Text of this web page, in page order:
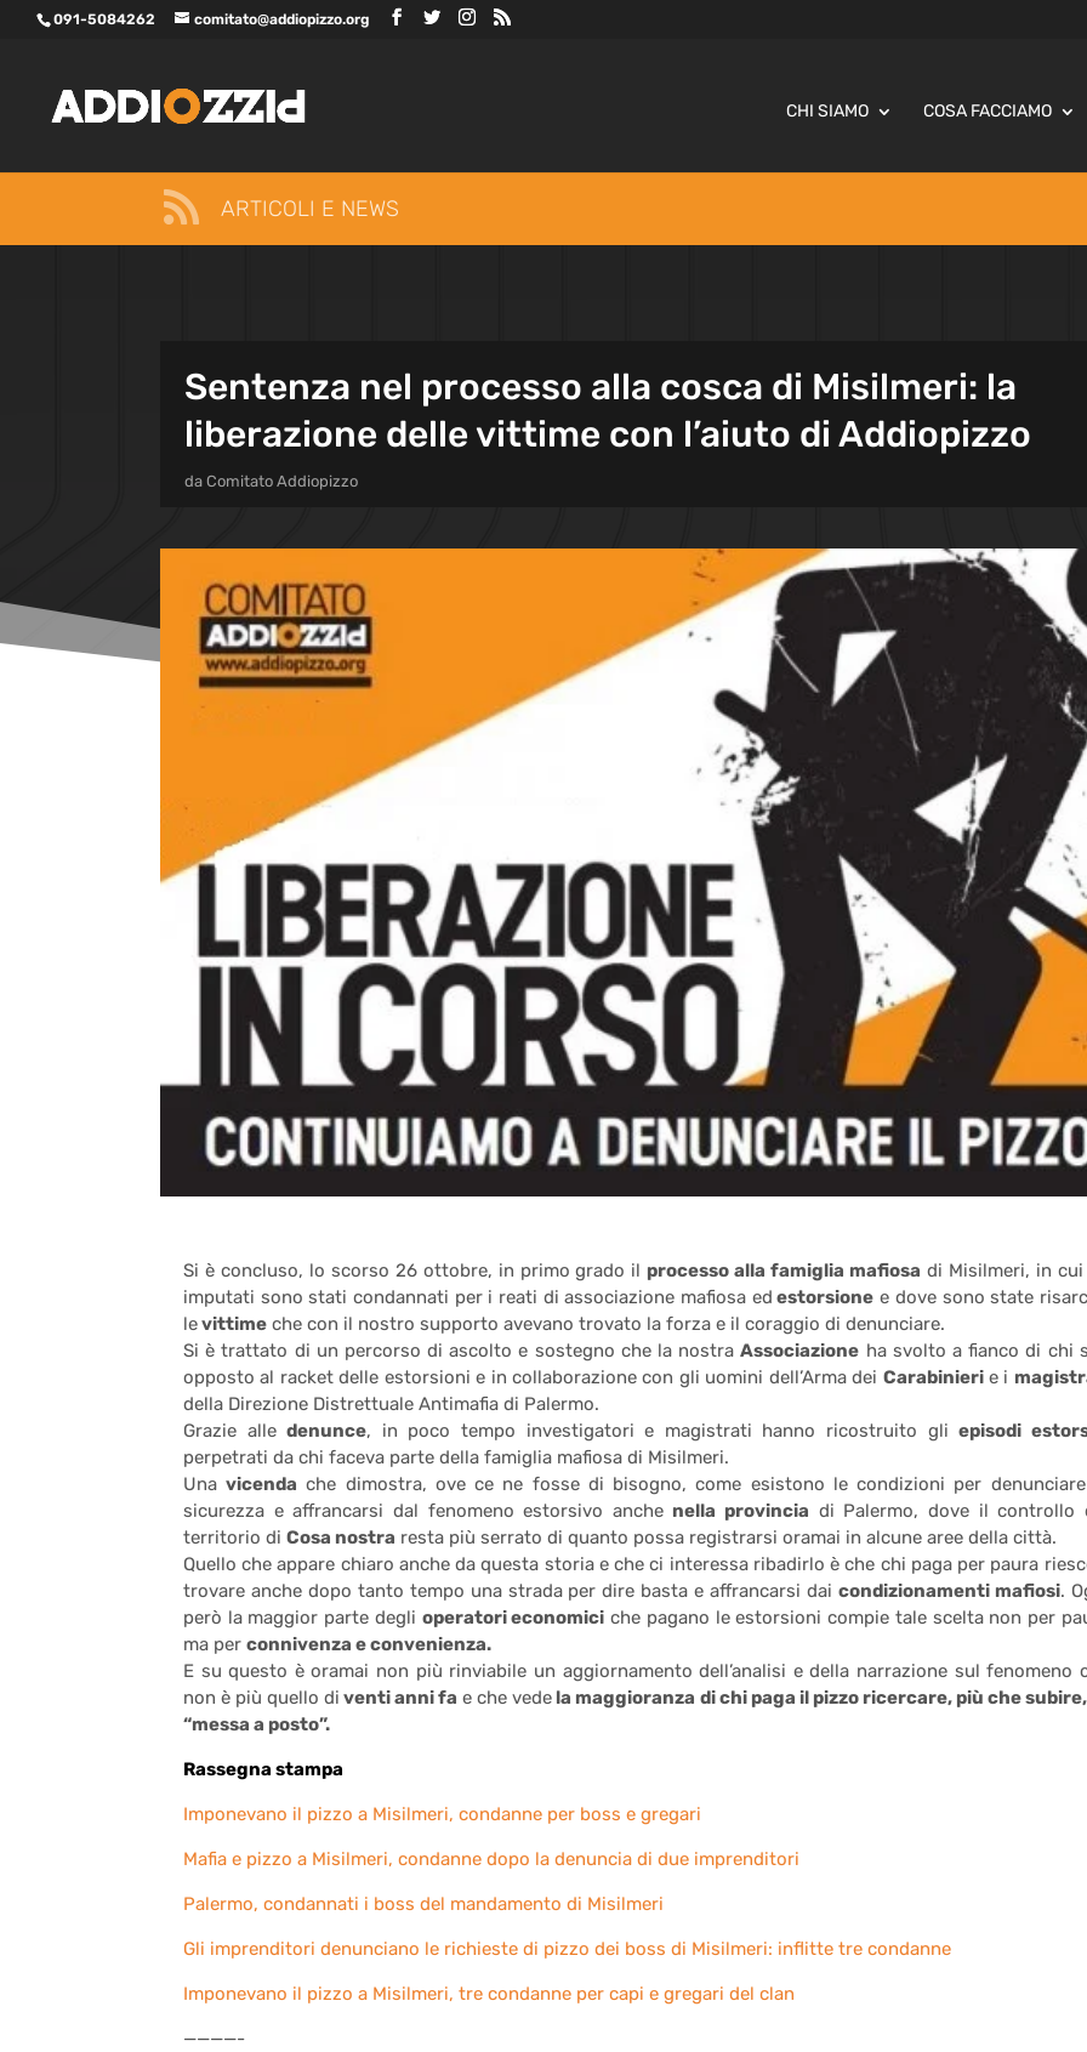
091-5084262 comitato@addiopizzo.org
CHI SIAMO COSA FACCIAMO
 ARTICOLI E NEWS
Sentenza nel processo alla cosca di Misilmeri: la
liberazione delle vittime con l’aiuto di Addiopizzo
da Comitato Addiopizzo
Si è concluso, lo scorso 26 ottobre, in primo grado il processo alla famiglia mafiosa di Misilmeri, in
imputati sono stati condannati per i reati di associazione mafiosa ed estorsione e dove sono state
levittime che con il nostro supporto avevano trovato la forza e il coraggio di denunciare.
Si è trattato di un percorso di ascolto e sostegno che la nostraAssociazione ha svolto a fianco di chi
opposto al racket delle estorsioni e in collaborazione con gli uomini dell’Arma dei Carabinierie i
della Direzione Distrettuale Antimafia di Palermo.
Grazie alledenunce, in poco tempo investigatori e magistrati hanno ricostruito gliepisodi
perpetrati da chi faceva parte della famiglia mafiosa di Misilmeri.
Unavicenda che dimostra, ove ce ne fosse di bisogno, come esistono le condizioni per
sicurezza e affrancarsi dal fenomeno estorsivo anche nella provincia di Palermo, dove il controllo
territorio di Cosa nostra resta più serrato di quanto possa registrarsi oramai in alcune aree della città.
Quello che appare chiaro anche da questa storia e che ci interessa ribadirlo è che chi paga per paura
trovare anche dopo tanto tempo una strada per dire basta e affrancarsi daicondizionamenti mafiosi.
però la maggior parte degli operatori economici che pagano le estorsioni compie tale scelta non per
ma per connivenza e convenienza.
E su questo è oramai non più rinviabile un aggiornamento dell’analisi e della narrazione sul fenomeno
non è più quello di venti anni fa e che vede la maggioranza di chi paga il pizzo ricercare, più che
“messa a posto”.
Rassegna stampa
Imponevano il pizzo a Misilmeri, condanne per boss e gregari
Mafia e pizzo a Misilmeri, condanne dopo la denuncia di due imprenditori
Palermo, condannati i boss del mandamento di Misilmeri
Gli imprenditori denunciano le richieste di pizzo dei boss di Misilmeri: inflitte tre condanne
Imponevano il pizzo a Misilmeri, tre condanne per capi e gregari del clan
————-